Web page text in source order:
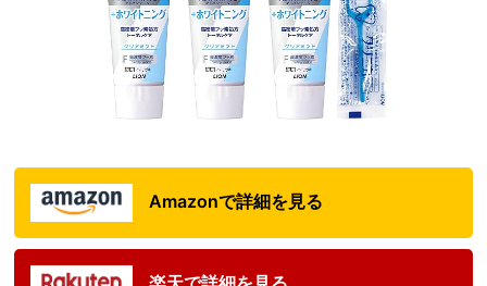
Amazonで詳細を見る